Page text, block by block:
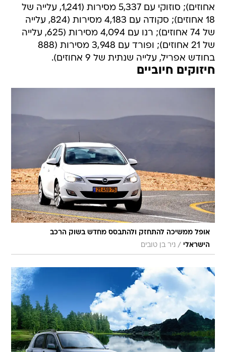
אחוזים); סוזוקי עם 5,337 מסירות (1,241, עלייה של
18 אחוזים); סקודה עם 4,183 מסירות (824, עלייה
של 74 אחוזים); רנו עם 4,094 מסירות (625, עלייה
של 21 אחוזים); ופורד עם 3,948 מסירות (888
בחודש אפריל, עלייה שנתית של 9 אחוזים).
חיזוקים חיוביים
אופל ממשיכה להתחזק ולהתבסס מחדש בשוק הרכב
הישראלי / ניר בן טובים